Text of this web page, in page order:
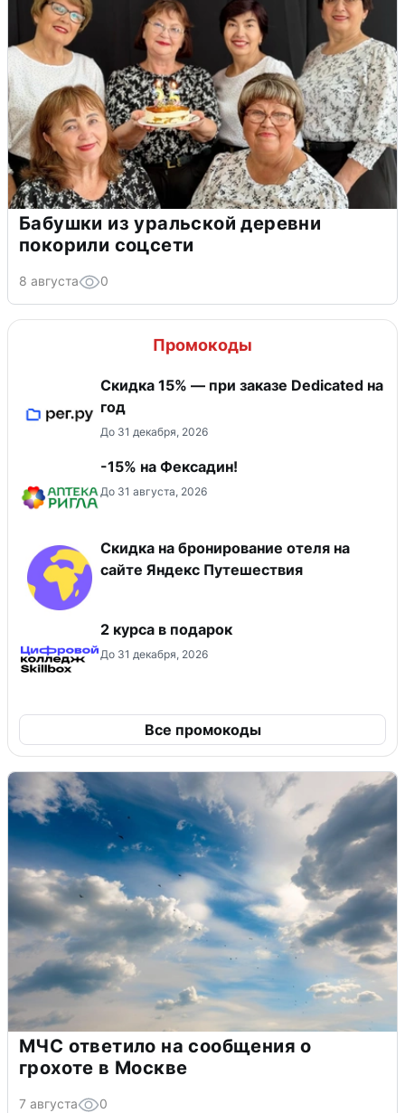
Бабушки из уральской деревни
покорили соцсети
8 августа 0
Промокоды
Скидка 15% — при заказе Dedicated на
год
До 31 декабря, 2026
-15% на Фексадин!
До 31 августа, 2026
Скидка на бронирование отеля на
сайте Яндекс Путешествия
2 курса в подарок
До 31 декабря, 2026
Все промокоды
МЧС ответило на сообщения о
грохоте в Москве
7 августа 0